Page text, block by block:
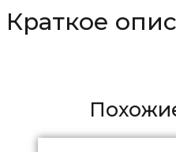
Краткое